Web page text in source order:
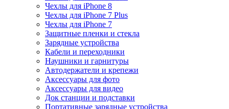
Чехлы для iPhone 8
Чехлы для iPhone 7 Plus
Чехлы для iPhone 7
Защитные пленки и стекла
Зарядные устройства
Кабели и переходники
Наушники и гарнитуры
Автодержатели и крепежи
Аксессуары для фото
Аксессуары для видео
Док станции и подставки
Портативные зарядные устройства